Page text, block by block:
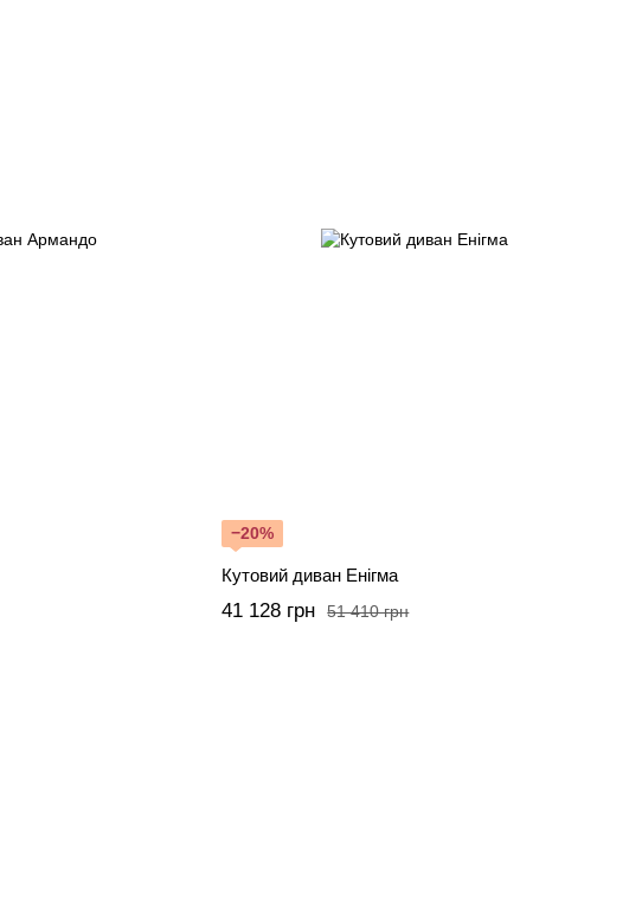
−20%
Кутовий диван Енігма
51 410 грн
41 128 грн